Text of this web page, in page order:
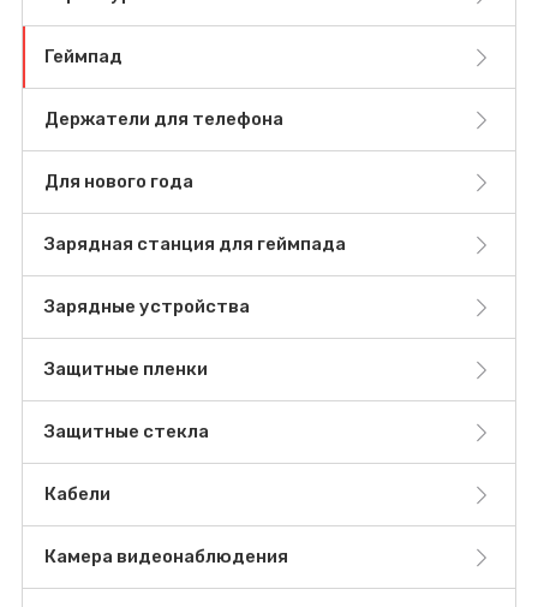
Геймпад
Держатели для телефона
Для нового года
Зарядная станция для геймпада
Зарядные устройства
Защитные пленки
Защитные стекла
Кабели
Камера видеонаблюдения